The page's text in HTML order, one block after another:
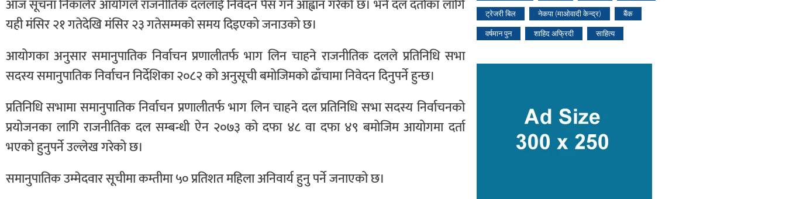
आज सूचना निकालेर आयोगले राजनीतिक दललाई निवेदन पेस गर्न आह्वान गरेको छ। भने दल दर्ताका लागि
यही मंसिर २१ गतेदेखि मंसिर २३ गतेसम्मको समय दिइएको जनाउको छ।
आयोगका अनुसार समानुपातिक निर्वाचन प्रणालीतर्फ भाग लिन चाहने राजनीतिक दलले प्रतिनिधि सभा
सदस्य समानुपातिक निर्वाचन निर्देशिका २०८२ को अनुसूची बमोजिमको ढाँचामा निवेदन दिनुपर्ने हुन्छ।
प्रतिनिधि सभामा समानुपातिक निर्वाचन प्रणालीतर्फ भाग लिन चाहने दल प्रतिनिधि सभा सदस्य निर्वाचनको
प्रयोजनका लागि राजनीतिक दल सम्बन्धी ऐन २०७३ को दफा ४८ वा दफा ४९ बमोजिम आयोगमा दर्ता
भएको हुनुपर्ने उल्लेख गरेको छ।
समानुपातिक उम्मेदवार सूचीमा कम्तीमा ५० प्रतिशत महिला अनिवार्य हुनु पर्ने जनाएको छ।
ट्रेजरी बिल नेकपा (माओवादी केन्द्र) बैंक
वर्षमान पुन शाहिद अफ्रिदी साहित्य